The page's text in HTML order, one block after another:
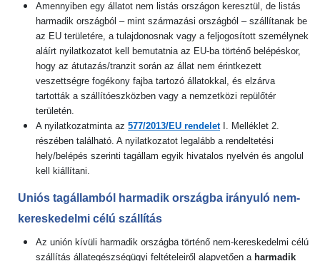
Amennyiben egy állatot nem listás országon keresztül, de listás
harmadik országból – mint származási országból – szállítanak be
az EU területére, a tulajdonosnak vagy a feljogosított személynek
aláírt nyilatkozatot kell bemutatnia az EU-ba történő belépéskor,
hogy az átutazás/tranzit során az állat nem érintkezett
veszettségre fogékony fajba tartozó állatokkal, és elzárva
tartották a szállítóeszközben vagy a nemzetközi repülőtér
területén.
A nyilatkozatminta az 577/2013/EU rendeletI. Melléklet 2.
részében található. A nyilatkozatot legalább a rendeltetési
hely/belépés szerinti tagállam egyik hivatalos nyelvén és angolul
kell kiállítani.
Uniós tagállamból harmadik országba irányuló nem-
kereskedelmi célú szállítás
Az unión kívüli harmadik országba történő nem-kereskedelmi célú
szállítás állategészségügyi feltételeiről alapvetően a harmadik